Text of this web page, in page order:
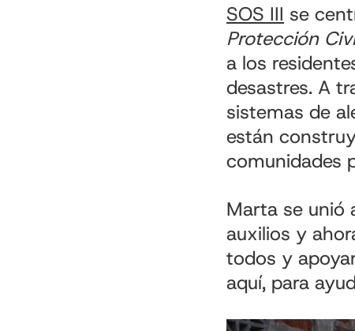
SOS III se
Protección
a los
desastres. A
sistemas de
están
comunidades
Marta se unió
auxilios y
todos y
aquí, para